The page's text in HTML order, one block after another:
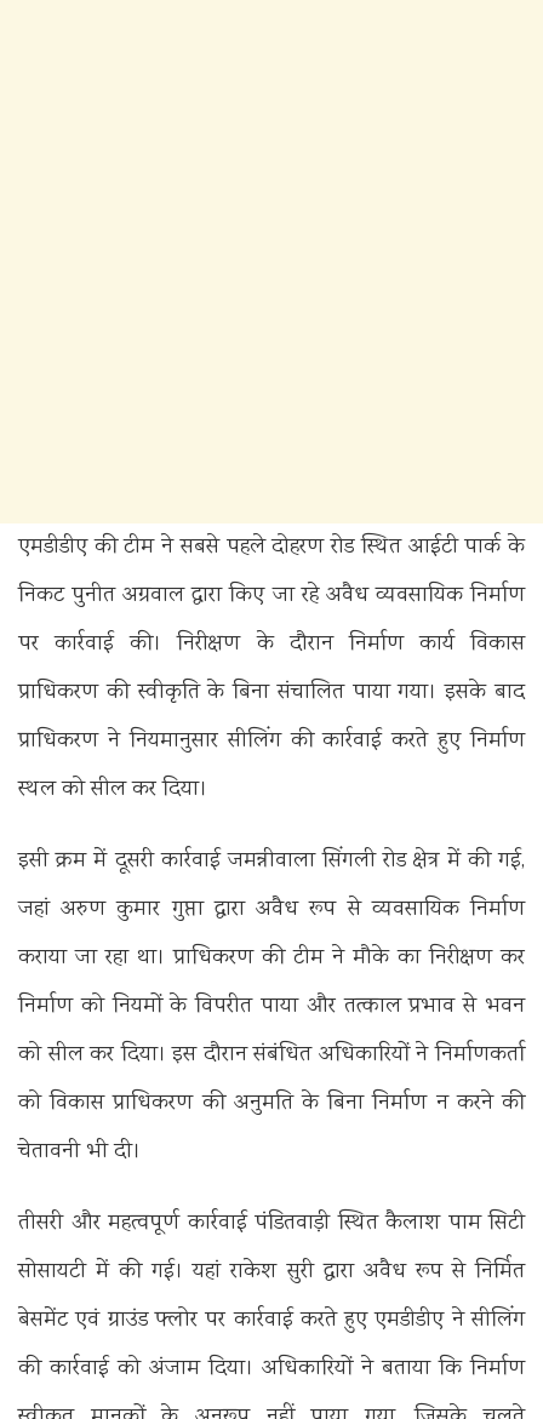
एमडीडीए की टीम ने सबसे पहले दोहरण रोड स्थित आईटी पार्क के
निकट पुनीत अग्रवाल द्वारा किए जा रहे अवैध व्यवसायिक निर्माण
पर कार्रवाई की। निरीक्षण के दौरान निर्माण कार्य विकास
प्राधिकरण की स्वीकृति के बिना संचालित पाया गया। इसके बाद
प्राधिकरण ने नियमानुसार सीलिंग की कार्रवाई करते हुए निर्माण
स्थल को सील कर दिया।
इसी क्रम में दूसरी कार्रवाई जमन्नीवाला सिंगली रोड क्षेत्र में की गई,
जहां अरुण कुमार गुप्ता द्वारा अवैध रूप से व्यवसायिक निर्माण
कराया जा रहा था। प्राधिकरण की टीम ने मौके का निरीक्षण कर
निर्माण को नियमों के विपरीत पाया और तत्काल प्रभाव से भवन
को सील कर दिया। इस दौरान संबंधित अधिकारियों ने निर्माणकर्ता
को विकास प्राधिकरण की अनुमति के बिना निर्माण न करने की
चेतावनी भी दी।
तीसरी और महत्वपूर्ण कार्रवाई पंडितवाड़ी स्थित कैलाश पाम सिटी
सोसायटी में की गई। यहां राकेश सुरी द्वारा अवैध रूप से निर्मित
बेसमेंट एवं ग्राउंड फ्लोर पर कार्रवाई करते हुए एमडीडीए ने सीलिंग
की कार्रवाई को अंजाम दिया। अधिकारियों ने बताया कि निर्माण